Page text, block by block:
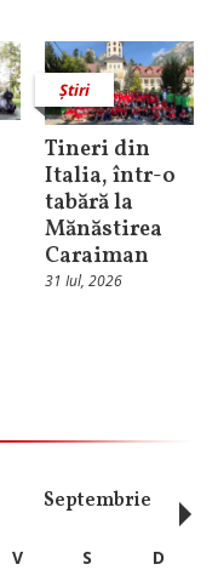
Știri
Tineri din
Italia, într-o
tabără la
Mănăstirea
Caraiman
31 Iul, 2026
Septembrie
V S
D